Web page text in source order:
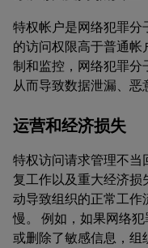
特权帐户是网络犯罪分
的访问权限高于普通帐
制和监控，网络犯罪分
从而导致数据泄漏、恶
运营和经济损失
特权访问请求管理不当
复工作以及重大经济损
动导致组织的正常工作
慢。 例如，如果网络
或删除了敏感信息，组